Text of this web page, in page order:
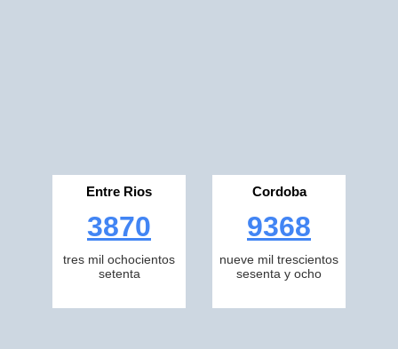
Entre Rios
3870
tres mil ochocientos
setenta
Cordoba
9368
nueve mil trescientos
sesenta y ocho